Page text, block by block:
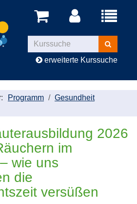
Menü
Kurse
suchen
erweiterte Kurssuche
Programm
Gesundheit
2026
im
wie uns
die
versüßen